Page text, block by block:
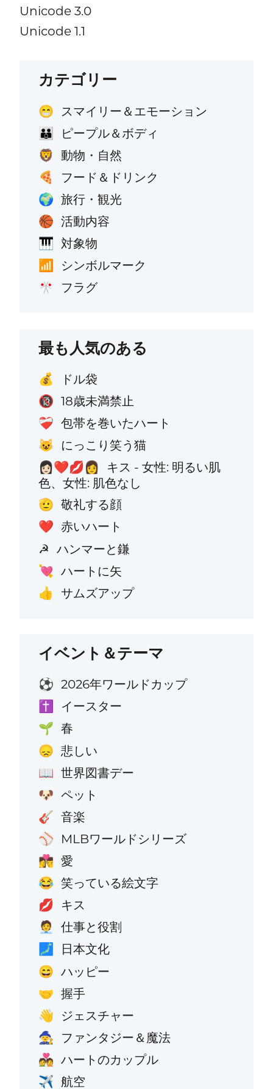
Unicode 3.0
Unicode 1.1
カテゴリー
😁 スマイリー＆エモーション
👪 ピープル＆ボディ
🦁 動物・自然
🍕 フード＆ドリンク
🌍 旅行・観光
🏀 活動内容
🎹 対象物
📶 シンボルマーク
🎌 フラグ
最も人気のある
💰 ドル袋
🔞 18歳未満禁止
❤️‍🩹 包帯を巻いたハート
😺 にっこり笑う猫
👩🏻‍❤️‍💋‍👩
キス - 女性: 明るい肌
色、女性: 肌色なし
🫡 敬礼する顔
❤️ 赤いハート
☭ ハンマーと鎌
💘 ハートに矢
👍 サムズアップ
イベント＆テーマ
⚽ 2026年ワールドカップ
✝️ イースター
🌱 春
😞 悲しい
📖 世界図書デー
🐶 ペット
🎸 音楽
⚾ MLBワールドシリーズ
👩‍❤️‍💋‍👨 愛
😂 笑っている絵文字
💋 キス
🧑‍💼 仕事と役割
🗾 日本文化
😄 ハッピー
🤝 握手
👋 ジェスチャー
🧙 ファンタジー＆魔法
💑 ハートのカップル
✈️ 航空